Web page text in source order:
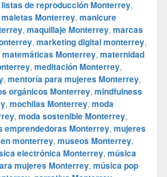
listas de reproducción Monterrey,
maletas Monterrey, manicure
, maquillaje Monterrey, marcas
, marketing digital monterrey,
matemáticas Monterrey, maternidad
, meditación Monterrey,
, mentoría para mujeres Monterrey,
orgánicos Monterrey, mindfulness
, mochilas Monterrey, moda
, moda sostenible Monterrey,
emprendedoras Monterrey, mujeres
monterrey, museos Monterrey,
electrónica Monterrey, música
mujeres Monterrey, música pop